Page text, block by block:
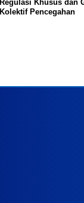
Regulasi Khusus dan
Kolektif Pencegahan